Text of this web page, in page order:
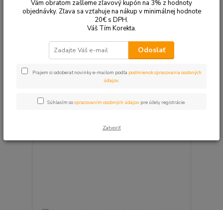
Tonery a náplne do tlačiarní Brother DCP-B7250DW
DCP-B7250DW
Upresniť parametre
Najdrahšie
Zobrazujem 1-1 z 1
Vám obratom zašleme zľavový kupón na 3% z hodnoty
objednávky. Zľava sa vzťahuje na nákup v minimálnej hodnote
20€ s DPH.
Váš Tím Korekta.
Odoslať
Prajem si odoberať novinky e-mailom podľa podmienok spracovania osobných
údajov.
Súhlasím sospracovaním osobných údajov pre účely registrácie.
Zatvoriť